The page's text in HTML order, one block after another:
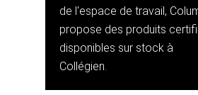
de l'espace de travail,
propose des produits
disponibles sur stock à
Collégien.